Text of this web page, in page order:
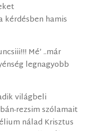
kérdésben hamis
Mé’ ..már
legnagyobb
világbeli
rezsim szólamait
nálad Krisztus